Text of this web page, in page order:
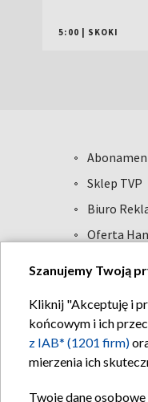
5:00 | SKOKI
Sklep TVP
Biuro
Oferta
Szanujemy Twoją
Kliknij "Akceptuję i
końcowym i ich
z IAB* (1201 firm)
mierzenia ich
Twoje dane